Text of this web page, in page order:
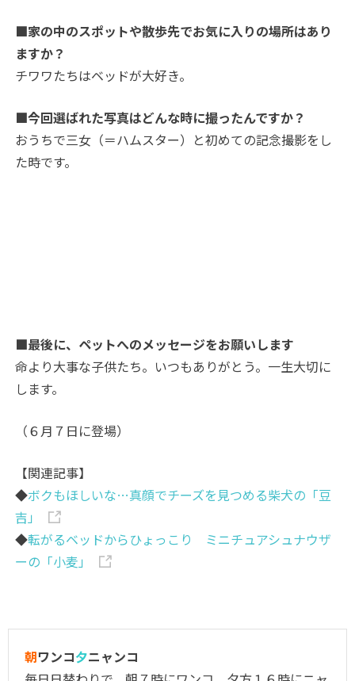
■家の中のスポットや散歩先でお気に入りの場所はあり
ますか？
チワワたちはベッドが大好き。
■今回選ばれた写真はどんな時に撮ったんですか？
おうちで三女（＝ハムスター）と初めての記念撮影をし
た時です。
■最後に、ペットへのメッセージをお願いします
命より大事な子供たち。いつもありがとう。一生大切に
します。
（６月７日に登場）
【関連記事】
◆ボクもほしいな…真顔でチーズを見つめる柴犬の「豆
吉」
◆転がるベッドからひょっこり ミニチュアシュナウザ
ーの「小麦」
朝ワンコ夕ニャンコ